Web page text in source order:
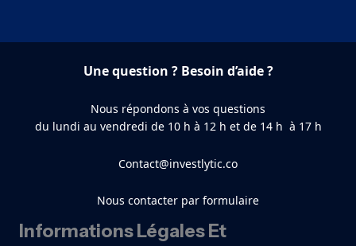
Une question ? Besoin d’aide ?
Nous répondons à vos questions
du lundi au vendredi de 10 h à 12 h et de 14 h à 17 h
Contact@investlytic.co
Nous contacter par formulaire
Informations Légales Et